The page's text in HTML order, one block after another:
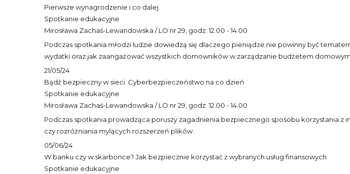
Pierwsze wynagrodzenie i co dalej
Spotkanie edukacyjne
Mirosława Zachaś-Lewandowska / LO nr 29, godz. 12.00 - 14.00
Podczas spotkania młodzi ludzie dowiedzą się dlaczego pieniądze nie powinny być
wydatki oraz jak zaangażować wszystkich domowników w zarządzanie budżetem domowym.
21/05/24
Bądź bezpieczny w sieci. Cyberbezpieczeństwo na co dzień
Spotkanie edukacyjne
Mirosława Zachaś-Lewandowska / LO nr 29, godz. 12.00 - 14.00
Podczas spotkania prowadząca poruszy zagadnienia bezpiecznego sposobu korzystania
czy rozróżniania mylących rozszerzeń plików.
05/06/24
W banku czy w skarbonce? Jak bezpiecznie korzystać z wybranych usług finansowych
Spotkanie edukacyjne